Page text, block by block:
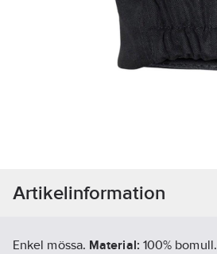
Artikelinformation
Enkel mössa. Material: 100% bomull.